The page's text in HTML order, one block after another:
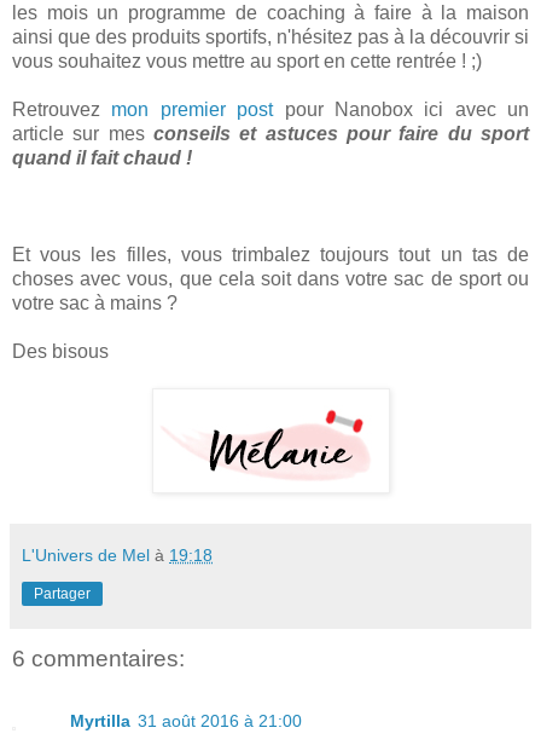
les mois un programme de coaching à faire à la maison
ainsi que des produits sportifs, n'hésitez pas à la découvrir si
vous souhaitez vous mettre au sport en cette rentrée ! ;)
Retrouvez mon premier postpour Nanobox ici avec un
article sur mesconseils et astuces pour faire du sport
quand il fait chaud !
Et vous les filles, vous trimbalez toujours tout un tas de
choses avec vous, que cela soit dans votre sac de sport ou
votre sac à mains ?
Des bisous
L'Univers de Mel à 19:18
Partager
6 commentaires:
Myrtilla 31 août 2016 à 21:00